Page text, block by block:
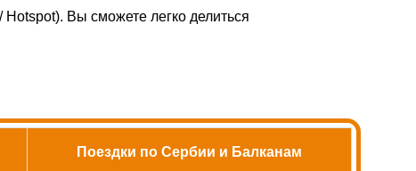
Вы сможете легко делиться
Поездки по Сербии и Балканам